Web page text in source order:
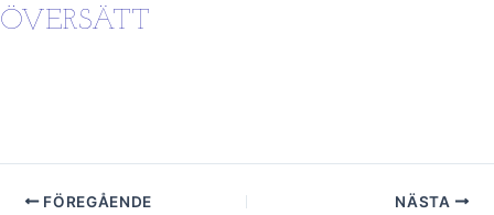
ÖVERSÄTT
FÖREGÅENDE NÄSTA